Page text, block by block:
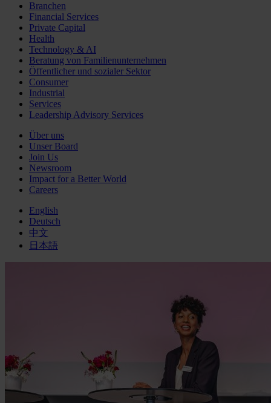
Branchen
Financial Services
Private Capital
Health
Technology & AI
Beratung von Familienunternehmen
Öffentlicher und sozialer Sektor
Consumer
Industrial
Services
Leadership Advisory Services
Über uns
Unser Board
Join Us
Newsroom
Impact for a Better World
Careers
English
Deutsch
中文
日本語